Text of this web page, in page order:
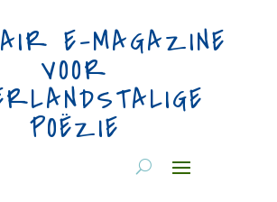
E-MAGAZINE
VOOR
POËZIE